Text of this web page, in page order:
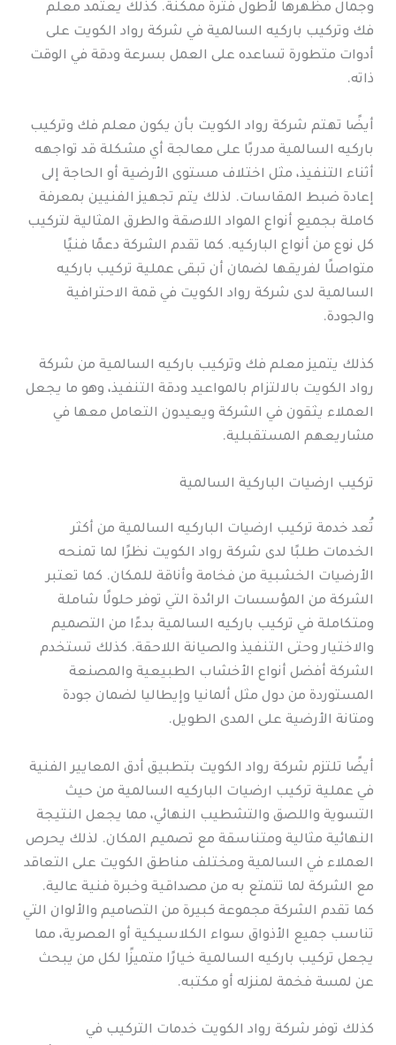
وجمال مظهرها لأطول فترة ممكنة. كذلك يعتمد معلم
فك وتركيب باركيه السالمية في شركة رواد الكويت على
أدوات متطورة تساعده على العمل بسرعة ودقة في الوقت
ذاته.
أيضًا تهتم شركة رواد الكويت بأن يكون معلم فك وتركيب
باركيه السالمية مدربًا على معالجة أي مشكلة قد تواجهه
أثناء التنفيذ، مثل اختلاف مستوى الأرضية أو الحاجة إلى
إعادة ضبط المقاسات. لذلك يتم تجهيز الفنيين بمعرفة
كاملة بجميع أنواع المواد اللاصقة والطرق المثالية لتركيب
كل نوع من أنواع الباركيه. كما تقدم الشركة دعمًا فنيًا
متواصلًا لفريقها لضمان أن تبقى عملية تركيب باركيه
السالمية لدى شركة رواد الكويت في قمة الاحترافية
والجودة.
كذلك يتميز معلم فك وتركيب باركيه السالمية من شركة
رواد الكويت بالالتزام بالمواعيد ودقة التنفيذ، وهو ما يجعل
العملاء يثقون في الشركة ويعيدون التعامل معها في
مشاريعهم المستقبلية.
تركيب ارضيات الباركية السالمية
تُعد خدمة تركيب ارضيات الباركيه السالمية من أكثر
الخدمات طلبًا لدى شركة رواد الكويت نظرًا لما تمنحه
الأرضيات الخشبية من فخامة وأناقة للمكان. كما تعتبر
الشركة من المؤسسات الرائدة التي توفر حلولًا شاملة
ومتكاملة في تركيب باركيه السالمية بدءًا من التصميم
والاختيار وحتى التنفيذ والصيانة اللاحقة. كذلك تستخدم
الشركة أفضل أنواع الأخشاب الطبيعية والمصنعة
المستوردة من دول مثل ألمانيا وإيطاليا لضمان جودة
ومتانة الأرضية على المدى الطويل.
أيضًا تلتزم شركة رواد الكويت بتطبيق أدق المعايير الفنية
في عملية تركيب ارضيات الباركيه السالمية من حيث
التسوية واللصق والتشطيب النهائي، مما يجعل النتيجة
النهائية مثالية ومتناسقة مع تصميم المكان. لذلك يحرص
العملاء في السالمية ومختلف مناطق الكويت على التعاقد
مع الشركة لما تتمتع به من مصداقية وخبرة فنية عالية.
كما تقدم الشركة مجموعة كبيرة من التصاميم والألوان التي
تناسب جميع الأذواق سواء الكلاسيكية أو العصرية، مما
يجعل تركيب باركيه السالمية خيارًا متميزًا لكل من يبحث
عن لمسة فخمة لمنزله أو مكتبه.
كذلك توفر شركة رواد الكويت خدمات التركيب في